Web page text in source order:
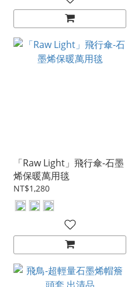
「Raw Light」飛行傘-石墨
烯保暖萬用毯
NT$1,280